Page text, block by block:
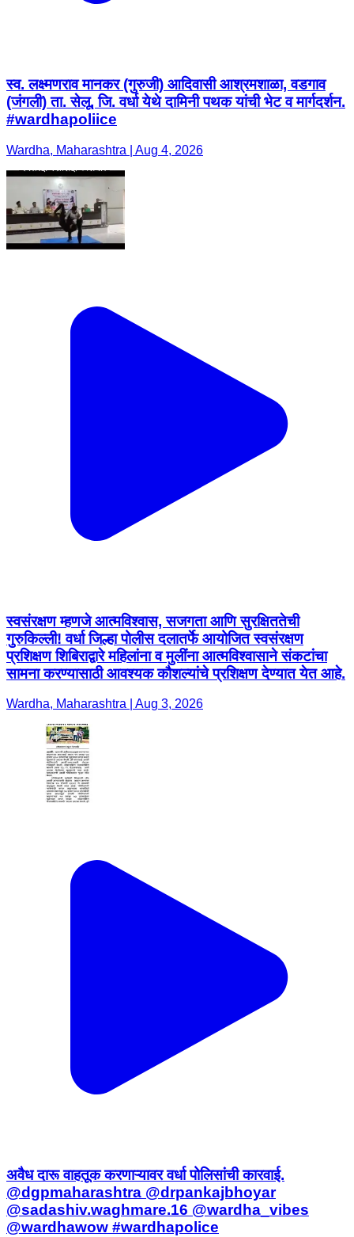
स्व. लक्ष्मणराव मानकर (गुरुजी) आदिवासी आश्रमशाळा, वडगाव
(जंगली) ता. सेलू, जि. वर्धा येथे दामिनी पथक यांची भेट व मार्गदर्शन.
#wardhapoliice
Wardha, Maharashtra | Aug 4, 2026
स्वसंरक्षण म्हणजे आत्मविश्वास, सजगता आणि सुरक्षिततेची
गुरुकिल्ली! वर्धा जिल्हा पोलीस दलातर्फे आयोजित स्वसंरक्षण
प्रशिक्षण शिबिराद्वारे महिलांना व मुलींना आत्मविश्वासाने संकटांचा
सामना करण्यासाठी आवश्यक कौशल्यांचे प्रशिक्षण देण्यात येत आहे.
Wardha, Maharashtra | Aug 3, 2026
अवैध दारू वाहतूक करणाऱ्यावर वर्धा पोलिसांची कारवाई.
@dgpmaharashtra @drpankajbhoyar
@sadashiv.waghmare.16 @wardha_vibes
@wardhawow #wardhapolice